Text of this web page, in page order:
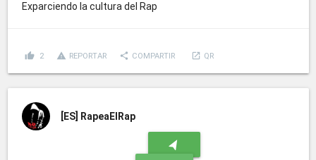
Exparciendo la cultura del Rap
thumb_up 2 report_problem REPORTAR share COMPARTIR launch QR
[ES] RapeaElRap
navigation